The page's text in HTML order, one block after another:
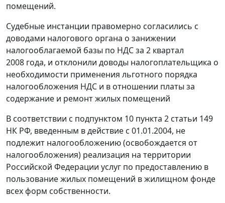
помещений.
Судебные инстанции правомерно согласились с
доводами налогового органа о занижении
налогооблагаемой базы по НДС за 2 квартал
2008 года, и отклонили доводы налогоплательщика о
необходимости применения льготного порядка
налогообложения НДС и в отношении платы за
содержание и ремонт жилых помещений
В соответствии с подпунктом 10 пункта 2 статьи 149
НК РФ, введенным в действие с 01.01.2004, не
подлежит налогообложению (освобождается от
налогообложения) реализация на территории
Российской Федерации услуг по предоставлению в
пользование жилых помещений в жилищном фонде
всех форм собственности.